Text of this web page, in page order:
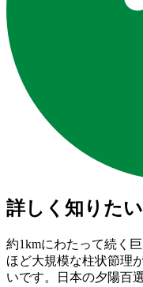
詳しく知りたい
約1kmにわたって続く
ほど大規模な柱状節理
いです。日本の夕陽百